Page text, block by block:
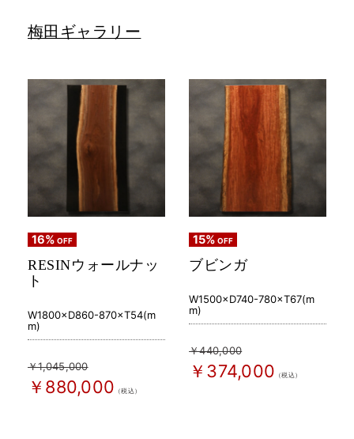
梅田ギャラリー
16% OFF
RESINウォールナッ
ト
W1800×D860-870×T54(m
m)
￥1,045,000
￥880,000 （税込）
15% OFF
ブビンガ
W1500×D740-780×T67(m
m)
￥440,000
￥374,000 （税込）